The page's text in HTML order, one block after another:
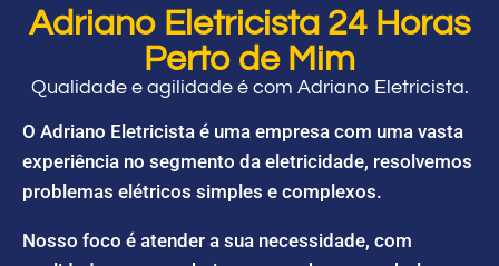
Adriano Eletricista 24 Horas
Perto de Mim
Qualidade e agilidade é com Adriano Eletricista.
O Adriano Eletricista é uma empresa com uma vasta
experiência no segmento da eletricidade, resolvemos
problemas elétricos simples e complexos.
Nosso foco é atender a sua necessidade, com